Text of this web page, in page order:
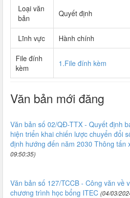
Loại văn
bản
Quyết định
Lĩnh vực Hành chính
File đính
kèm
1.File đính kèm
Văn bản mới đăng
Văn bản số 02/QĐ-TTX - Quyết định
hiện triển khai chiến lược chuyển đổi
định hướng đến năm 2030 Thông tấn
09:50:35)
Văn bản số 127/TCCB - Công văn về
chương trình học bổng ITEC (04/03/